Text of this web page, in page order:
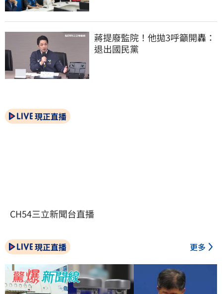
蔣提廢監院！他拋3呼籲開轟：
退出國民黨
現正直播
CH54三立新聞台直播
現正直播 更多